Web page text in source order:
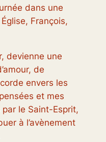
dans une
François,
devienne une
de
envers les
et mes
le Saint-Esprit,
à l’avènement